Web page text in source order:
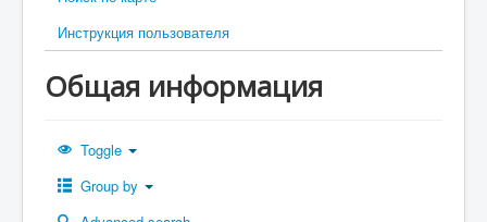
Фотогаллерея
Контакты
Кіру
Инструкция пользователя
Общая информация
Toggle
Group by